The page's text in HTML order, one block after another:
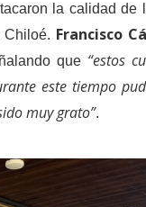
la calidad de
Chiloé. Francisco
que “estos
este tiempo
muy grato”.